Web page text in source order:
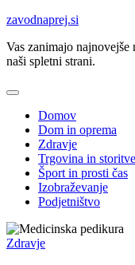
Skip
content
zavodnaprej.si
Vas zanimajo
naši spletni strani.
Domov
Dom in oprema
Zdravje
Trgovina in storitve
Šport in prosti čas
Izobraževanje
Podjetništvo
Zdravje